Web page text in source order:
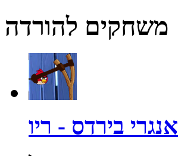
משחקים להורדה
אנגרי בירדס - ריו